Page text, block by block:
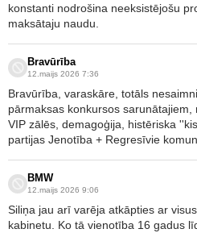
konstanti nodrošina neeksistējošu
maksātaju naudu.
Bravūrība
12.maijs 2026 7:36
Bravūrība, varaskāre, totāls
pārmaksas konkursos
VIP zālēs, demagoģija, histēriska
partijas Jenotība + Regresīvie
BMW
12.maijs 2026 9:06
Siliņa jau arī varēja atkāpties ar
kabinetu. Ko tā vienotība 16 gadus